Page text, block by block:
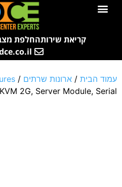
לתוכן
קריאת שירותהחלפת
עמוד הבית / ארונות שרתים /
2G, Server Module, Serial